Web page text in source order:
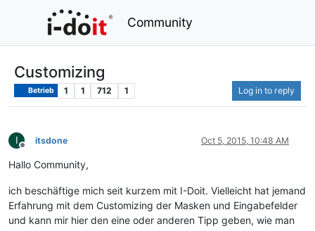
Community
Customizing
Betrieb 1 1 712 1 Log in to reply
I
Offline
itsdone Oct 5, 2015, 10:48 AM
Hallo Community,
ich beschäftige mich seit kurzem mit I-Doit. Vielleicht hat jemand
Erfahrung mit dem Customizing der Masken und Eingabefelder
und kann mir hier den eine oder anderen Tipp geben, wie man